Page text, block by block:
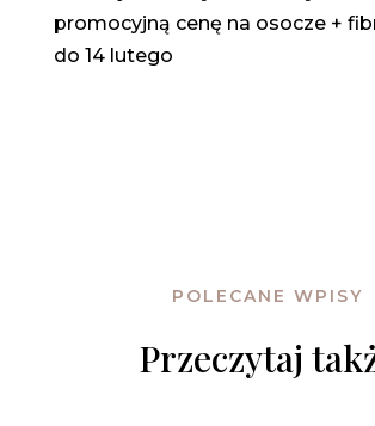
promocyjną cenę na osocze +
do 14 lutego
POLECANE WPISY
Przeczytaj